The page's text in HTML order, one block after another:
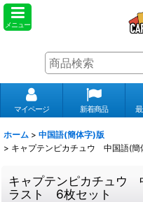
メニュー
マイページ 新着商品
ホーム > 中国語(簡体字)版
> キャプテンピカチュウ 中国語(
キャプテンピカチュウ
ラスト 6枚セット